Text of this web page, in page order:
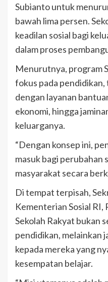
Subianto untuk
bawah lima persen.
keadilan sosial bagi
dalam proses
Menurutnya, program
fokus pada
dengan layanan
ekonomi, hingga
keluarganya.
“Dengan konsep ini,
masuk bagi perubahan
masyarakat secara
Di tempat terpisah,
Kementerian Sosial RI,
Sekolah Rakyat bukan
pendidikan, melainkan
kepada mereka yang
kesempatan belajar.